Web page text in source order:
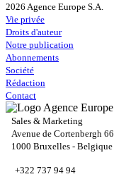
2026 Agence Europe S.A.
Vie privée
Droits d'auteur
Notre publication
Abonnements
Société
Rédaction
Contact
Sales & Marketing
Avenue de Cortenbergh 66
1000 Bruxelles - Belgique
+322 737 94 94